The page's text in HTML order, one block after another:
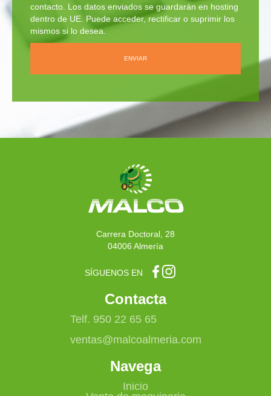
contacto. Los datos enviados se guardarán en hosting
dentro de UE. Puede acceder, rectificar o suprimir los
mismos si lo desea.
ENVIAR
Carrera Doctoral, 28
04006 Almería
SÍGUENOS EN
Contacta
Telf. 950 22 65 65
ventas@malcoalmeria.com
Navega
Inicio